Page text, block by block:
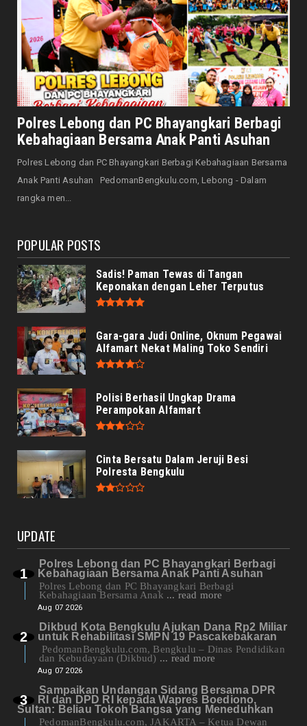
August 07, 2026
HONDA
Honda CUV e: Motor Listrik Canggih, Penuh
Keunggulan dan Sia...
August 07, 2026
NASIONAL
Senator Leni John Latief: Saatnya
Mengutamakan Rehabilitasi
August 06, 2026
NASIONAL
Prabowo Apresiasi Teknologi Genteng Ramah
Polres Lebong dan PC Bhayangkari Berbagi
Kebahagiaan Bersama Anak Panti Asuhan
Polres Lebong dan PC Bhayangkari Berbagi Kebahagiaan Bersama
Anak Panti Asuhan PedomanBengkulu.com, Lebong - Dalam
rangka men...
POPULAR POSTS
Sadis! Paman Tewas di Tangan
Keponakan dengan Leher Terputus
Gara-gara Judi Online, Oknum Pegawai
Alfamart Nekat Maling Toko Sendiri
Polisi Berhasil Ungkap Drama
Perampokan Alfamart
Cinta Bersatu Dalam Jeruji Besi
Polresta Bengkulu
UPDATE
Polres Lebong dan PC Bhayangkari Berbagi
Kebahagiaan Bersama Anak Panti Asuhan
Polres Lebong dan PC Bhayangkari Berbagi
Kebahagiaan Bersama Anak ... read more
Aug 07 2026
Dikbud Kota Bengkulu Ajukan Dana Rp2 Miliar
untuk Rehabilitasi SMPN 19 Pascakebakaran
PedomanBengkulu.com, Bengkulu – Dinas Pendidikan
dan Kebudayaan (Dikbud) ... read more
Aug 07 2026
Sampaikan Undangan Sidang Bersama DPR
RI dan DPD RI kepada Wapres Boediono,
Sultan: Beliau Tokoh Bangsa yang Meneduhkan
PedomanBengkulu.com, JAKARTA – Ketua Dewan